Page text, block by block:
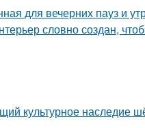
для вечерних пауз и
словно создан,
культурное наследие